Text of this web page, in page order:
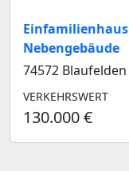
Nebengebäude
74572 Blaufelden
VERKEHRSWERT
130.000 €